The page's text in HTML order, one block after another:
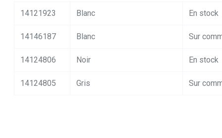
14121923 Blanc En stock
14146187 Blanc Sur
14124806 Noir En stock
14124805 Gris Sur